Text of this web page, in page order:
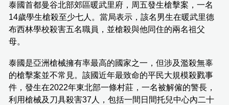
泰國首都曼谷北部郊區暖武里府，周五發生槍擊案，一名
14歲學生槍殺至少七人。當局表示，該名男生在暖武里德
布西林學校殺害五名職員，並槍殺與他同住的兩名祖父
母。
泰國是亞洲槍械擁有率最高的國家之一，但涉及濫殺無辜
的槍擊案並不常見。該國近年最致命的平民大規模殺戮事
件，發生在2022年東北部一條村莊，一名被解僱的警長，
利用槍械及刀具殺害37人，包括一間日間托兒中心內二十